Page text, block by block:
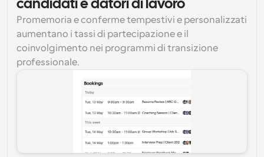
candidati e datori di lavoro
Promemoria e conferme tempestivi e personalizzati
aumentano i tassi di partecipazione e il
coinvolgimento nei programmi di transizione
professionale.